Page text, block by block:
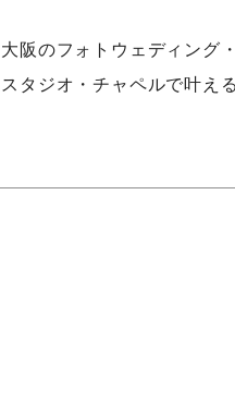
大阪のフォトウェディング
スタジオ・チャペルで叶え